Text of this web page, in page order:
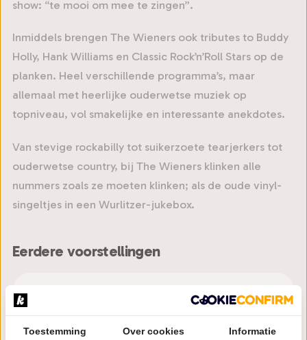
show: “te mooi om mee te zingen”.
Inmiddels brengen The Wieners ook tributes to Buddy
Holly, Hank Williams en Classic Rock’n’Roll Stars op de
planken. Heel verschillende programma’s, maar
allemaal met heerlijke ouderwetse muziek op
topniveau, vol smakelijke en interessante anekdotes.
Van stevige rockabilly tot suikerzoete tearjerkers tot
ouderwetse country, bij The Wieners klinken alle
nummers zoals ze moeten klinken; als de oude vinyl-
singeltjes in een Wurlitzer-jukebox.
Eerdere voorstellingen
seizoen 25/26 Populaire muziek
Toestemming Over cookies Informatie